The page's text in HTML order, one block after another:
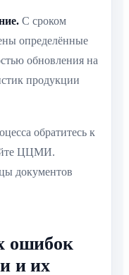
С сроком
определённые
обновления на
продукции
обратитесь к
ЦЦМИ.
документов
ошибок
и их